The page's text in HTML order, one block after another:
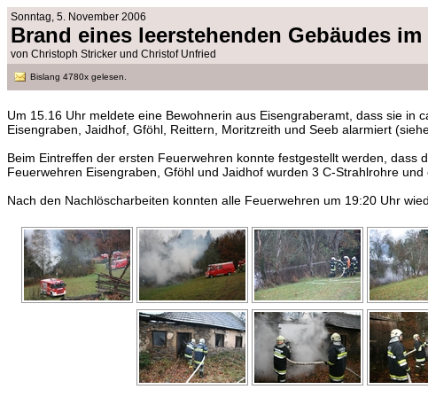
Sonntag, 5. November 2006
Brand eines leerstehenden Gebäudes
von Christoph Stricker und Christof Unfried
Bislang 4780x gelesen.
Um 15.16 Uhr meldete eine Bewohnerin aus Eisengraberamt, dass sie in
Eisengraben, Jaidhof, Gföhl, Reittern, Moritzreith und Seeb alarmiert
Beim Eintreffen der ersten Feuerwehren konnte festgestellt werden,
Feuerwehren Eisengraben, Gföhl und Jaidhof wurden 3 C-Strahlrohre
Nach den Nachlöscharbeiten konnten alle Feuerwehren um 19:20 Uhr